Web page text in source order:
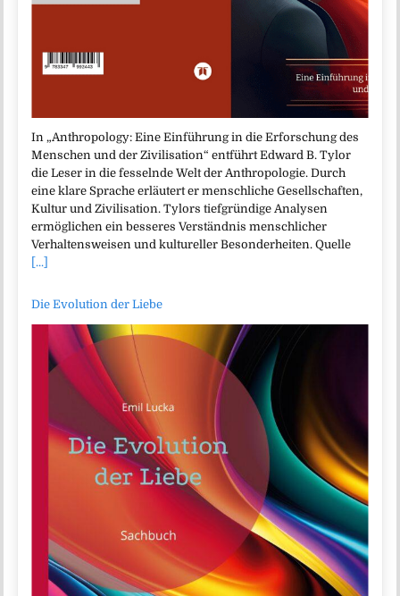
In „Anthropology: Eine Einführung in die Erforschung des
Menschen und der Zivilisation“ entführt Edward B. Tylor
die Leser in die fesselnde Welt der Anthropologie. Durch
eine klare Sprache erläutert er menschliche Gesellschaften,
Kultur und Zivilisation. Tylors tiefgründige Analysen
ermöglichen ein besseres Verständnis menschlicher
Verhaltensweisen und kultureller Besonderheiten. Quelle
[...]
Die Evolution der Liebe